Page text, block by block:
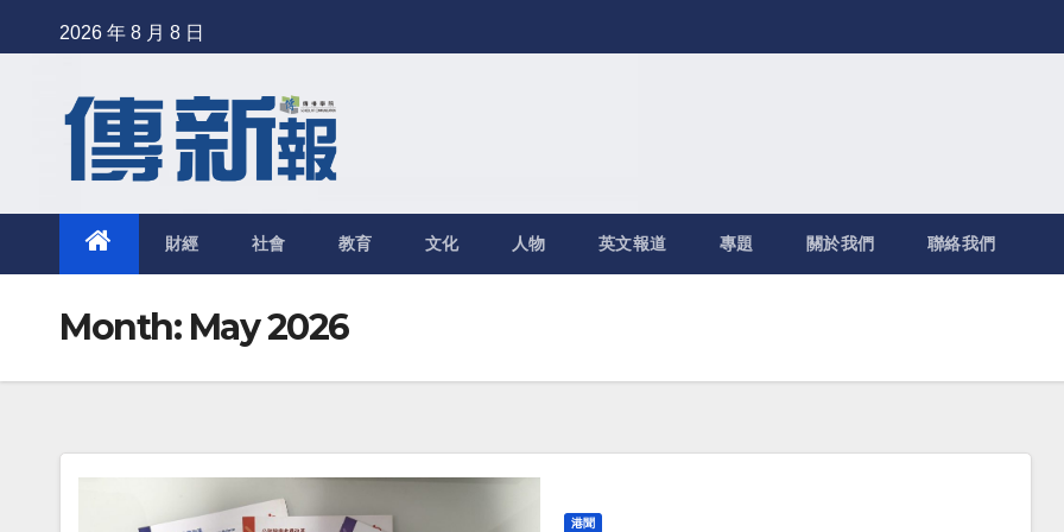
to
2026 年 8 月 8 日
財經 社會 教育 文化 人物 英文報道 專題 關於我們 聯絡我們
Month: May 2026
港聞